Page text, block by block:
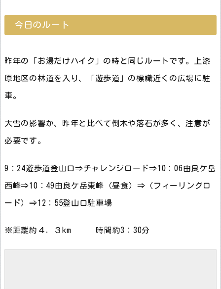
今日のルート
昨年の「お湯だけハイク」の時と同じルートです。上漆
原地区の林道を入り、「遊歩道」の標識近くの広場に駐
車。
大雪の影響か、昨年と比べて倒木や落石が多く、注意が
必要です。
9：24遊歩道登山口⇒チャレンジロード⇒10：06由良ケ岳
西峰⇒10：49由良ケ岳東峰（昼食）⇒（フィーリングロ
ード）⇒12：55登山口駐車場
※距離約４．３km 時間約3：30分